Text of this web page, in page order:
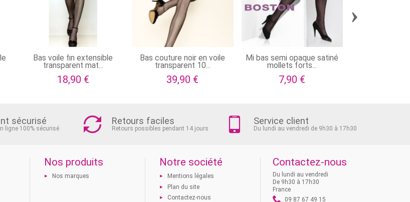
Bas voile fin extensible
transparent mat...
18,90 €
Bas couture noir en voile
transparent 10...
39,90 €
Mi bas semi opaque satiné
mollets forts...
7,90 €
›
sécurisé
ligne 100% sécurisé
Retours faciles
Retours possibles pendant 14 jours
Service client
Du lundi au vendredi de 9h30 à 17h30
Nos produits
Nos marques
Notre société
Mentions légales
Plan du site
Contactez-nous
Contactez-nous
Du lundi au vendredi
De 9h30 à 17h30
France
09 87 67 49 15